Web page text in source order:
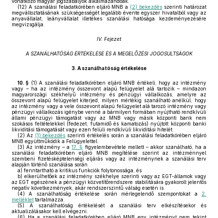
(12) A szanálási feladatkörében eljáró MNB a (2) bekezdés szerinti határozat
megváltoztatásának szükségességét legalább évente egyszer hivatalból vagy az
anyavállalat, leányvállalat illetékes szanálási hatósága kezdeményezésére
megvizsgálja.
IV. Fejezet
A SZANÁLHATÓSÁG ÉRTÉKELÉSE ÉS A MEGELŐZÉSI JOGOSULTSÁGOK
3. A szanálhatóság értékelése
10. § (1) A szanálási feladatkörében eljáró MNB értékeli, hogy az intézmény
vagy – ha az intézmény összevont alapú felügyelet alá tartozik – mindazon
magyarországi székhelyű intézmény és pénzügyi vállalkozás, amelyre az
összevont alapú felügyelet kiterjed, milyen mértékig szanálható anélkül, hogy
az intézmény vagy a vele összevont alapú felügyelet alá tarozó intézmény vagy
pénzügyi vállalkozás igénybe venné a bármilyen formában nyújtható rendkívüli
állami pénzügyi támogatást vagy az MNB vagy másik központi bank nem
szokásos feltételekkel (fedezet, futamidő és kamatozás) nyújtott központi banki
likviditási támogatását vagy ezen felüli rendkívüli likviditási hitelét.
(2) Az (1) bekezdés szerinti értékelés során a szanálási feladatkörében eljáró
MNB együttműködik a Felügyelettel.
(3) Az intézmény – a17. § figyelembevétele mellett – akkor szanálható, ha a
szanálási feladatkörében eljáró MNB megítélése szerint az intézménnyel
szembeni fizetésképtelenségi eljárás vagy az intézménynek a szanálási terv
alapján történő szanálása során
a) fenntartható a kritikus funkciók folytonossága, és
b) elkerülhetőek az intézmény székhelye szerinti vagy az EGT-államok vagy
az EGT egészének a pénzügyi közvetítőrendszere stabilitására gyakorolt jelentős
negatív következmények, akár rendszerszintű válság esetén is.
(4) A szanálhatóság értékelése során mérlegelendő szempontokat a 2.
melléklet tartalmazza.
(5) A szanálhatóság értékelését a szanálási terv elkészítésekor és
aktualizálásakor kell elvégezni.